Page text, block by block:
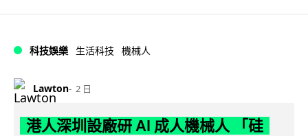
科技娛樂 生活科技 機械人
Lawton 2 日
港人深圳設廠研 AI 成人機械人 「硅